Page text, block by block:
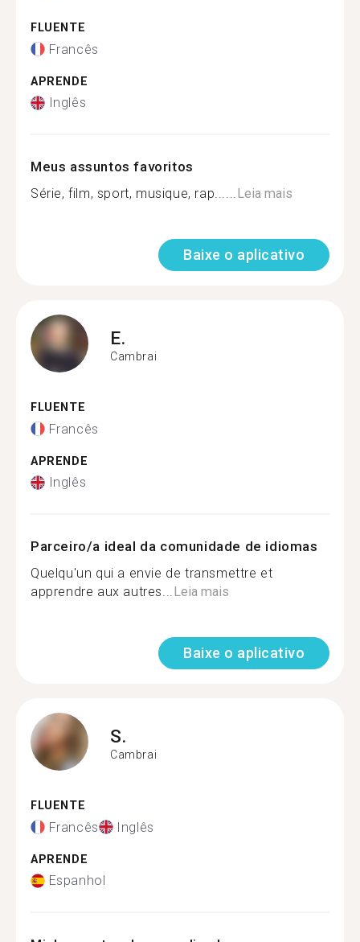
FLUENTE
Francês
APRENDE
Inglês
Meus assuntos favoritos
Série, film, sport, musique, rap......Leia mais
Baixe o aplicativo
E.
Cambrai
FLUENTE
Francês
APRENDE
Inglês
Parceiro/a ideal da comunidade de idiomas
Quelqu'un qui a envie de transmettre et
apprendre aux autres...Leia mais
Baixe o aplicativo
S.
Cambrai
FLUENTE
Francês Inglês
APRENDE
Espanhol